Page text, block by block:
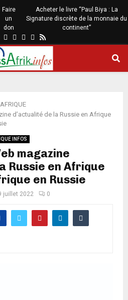
Faire
un
don
Acheter le livre “Paul Biya : La
Signature discrète de la monnaie du
continent”
d’actualité de la Russie en Afrique
INFOS
magazine
Russie en Afrique
en Russie
juillet 2022 0